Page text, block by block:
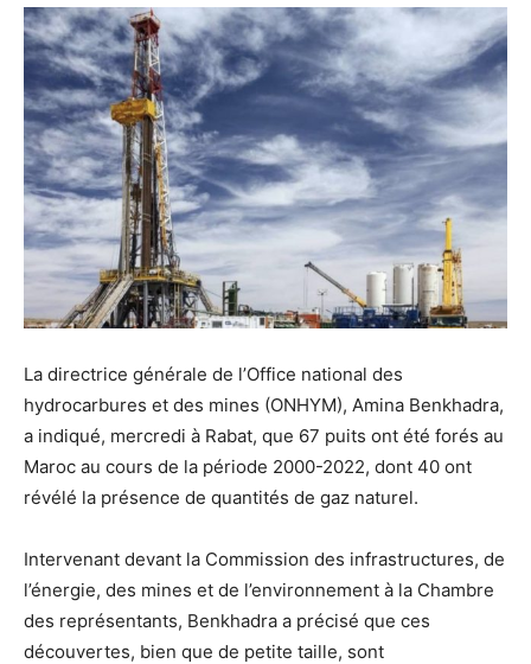
La directrice générale de l’Office national des
hydrocarbures et des mines (ONHYM), Amina Benkhadra,
a indiqué, mercredi à Rabat, que 67 puits ont été forés au
Maroc au cours de la période 2000-2022, dont 40 ont
révélé la présence de quantités de gaz naturel.
Intervenant devant la Commission des infrastructures, de
l’énergie, des mines et de l’environnement à la Chambre
des représentants, Benkhadra a précisé que ces
découvertes, bien que de petite taille, sont